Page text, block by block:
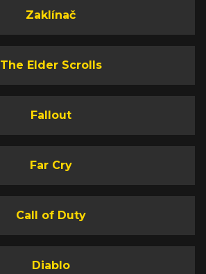
Zaklínač
The Elder Scrolls
Fallout
Far Cry
Call of Duty
Diablo